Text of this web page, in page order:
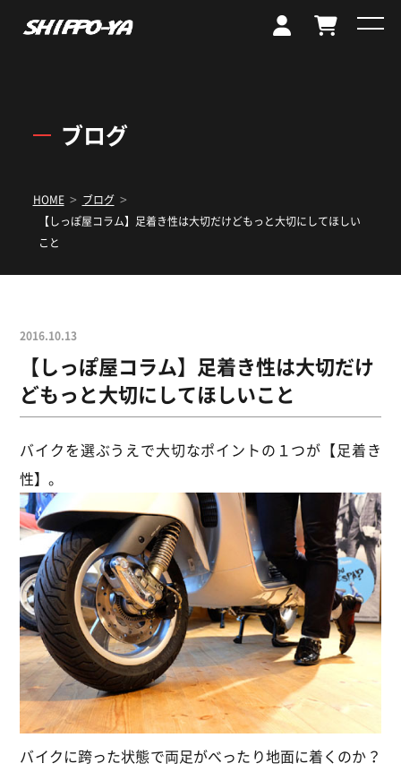
ブログ
HOME > ブログ >
【しっぽ屋コラム】足着き性は大切だけどもっと大切にしてほしい
こと
2016.10.13
【しっぽ屋コラム】足着き性は大切だけ
どもっと大切にしてほしいこと
バイクを選ぶうえで大切なポイントの１つが【足着き
性】。
バイクに跨った状態で両足がべったり地面に着くのか？